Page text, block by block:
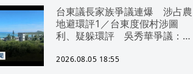
台東議長家族爭議連爆 涉占農
地避環評1／台東度假村涉圖
利、疑躲環評 吳秀華爭議：概
2026.08.05 18:55